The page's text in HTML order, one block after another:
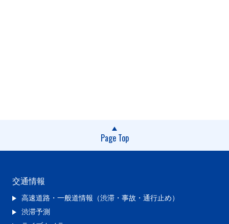
Page Top
交通情報
高速道路・一般道情報（渋滞・事故・通行止め）
渋滞予測